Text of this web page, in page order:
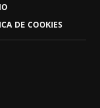
DE COOKIES